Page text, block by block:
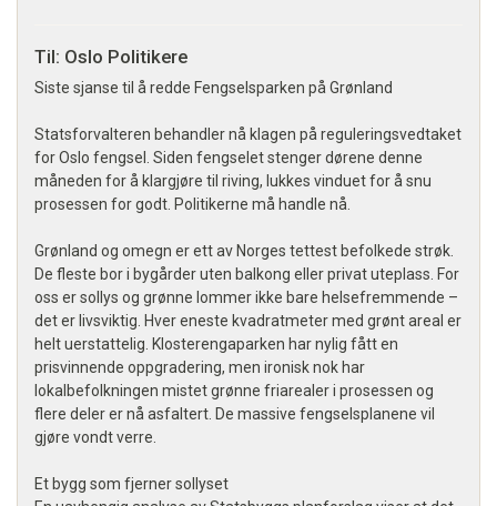
Til: Oslo Politikere
Siste sjanse til å redde Fengselsparken på Grønland
Statsforvalteren behandler nå klagen på reguleringsvedtaket
for Oslo fengsel. Siden fengselet stenger dørene denne
måneden for å klargjøre til riving, lukkes vinduet for å snu
prosessen for godt. Politikerne må handle nå.
Grønland og omegn er ett av Norges tettest befolkede strøk.
De fleste bor i bygårder uten balkong eller privat uteplass. For
oss er sollys og grønne lommer ikke bare helsefremmende –
det er livsviktig. Hver eneste kvadratmeter med grønt areal er
helt uerstattelig. Klosterengaparken har nylig fått en
prisvinnende oppgradering, men ironisk nok har
lokalbefolkningen mistet grønne friarealer i prosessen og
flere deler er nå asfaltert. De massive fengselsplanene vil
gjøre vondt verre.
Et bygg som fjerner sollyset